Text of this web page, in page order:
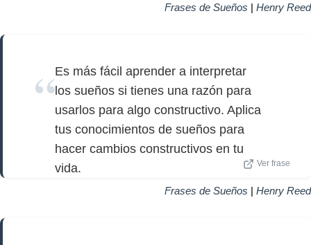
Frases de Sueños | Henry Reed
Es más fácil aprender a interpretar
los sueños si tienes una razón para
usarlos para algo constructivo. Aplica
tus conocimientos de sueños para
hacer cambios constructivos en tu
vida.
Ver frase
Frases de Sueños | Henry Reed